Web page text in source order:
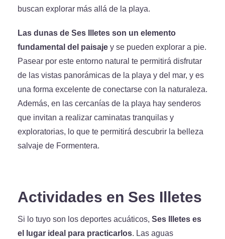
buscan explorar más allá de la playa.
Las dunas de Ses Illetes son un elemento
fundamental del paisaje y se pueden explorar a pie.
Pasear por este entorno natural te permitirá disfrutar
de las vistas panorámicas de la playa y del mar, y es
una forma excelente de conectarse con la naturaleza.
Además, en las cercanías de la playa hay senderos
que invitan a realizar caminatas tranquilas y
exploratorias, lo que te permitirá descubrir la belleza
salvaje de Formentera.
Actividades en Ses Illetes
Si lo tuyo son los deportes acuáticos, Ses Illetes es
el lugar ideal para practicarlos. Las aguas